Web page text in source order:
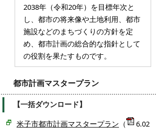
2038年（令和20年）を目標年次と
し、都市の将来像や土地利用、都市
施設などのまちづくりの方針を定
め、都市計画の総合的な指針として
の役割を果たすものです。
都市計画マスタープラン
【一括ダウンロード】
米子市都市計画マスタープラン （
6.02